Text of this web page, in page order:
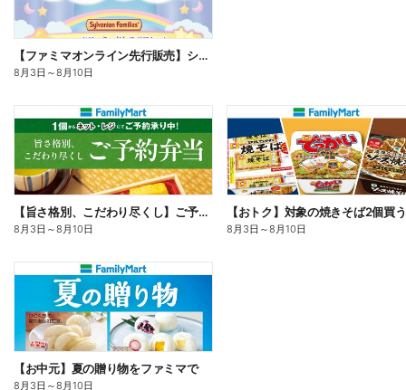
【ファミマオンライン先行販売】シルバニアファミリー
8月3日 ～8月10日
【旨さ格別、こだわり尽くし】ご予約弁当
8月3日 ～8月10日 8月3日 ～8月10日
【お中元】夏の贈り物をファミマで
8月3日 ～8月10日